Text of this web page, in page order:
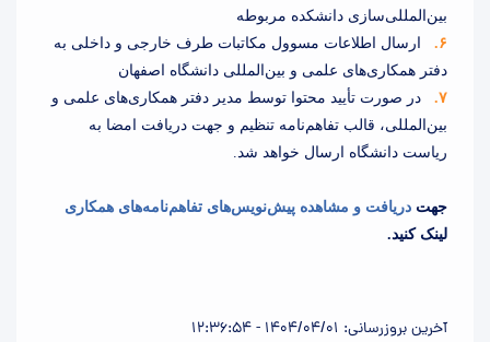
بین‌المللی‌سازی دانشکده مربوطه
۶.
ارسال اطلاعات مسوول مکاتبات طرف خارجی و داخلی به
دفتر همکاری‌های علمی و بین‌المللی دانشگاه اصفهان
۷.
در صورت تأیید محتوا توسط مدیر دفتر همکاری‌های علمی و
بین‌المللی، قالب تفاهم‌نامه تنظیم و جهت دریافت امضا به
ریاست دانشگاه ارسال خواهد شد.
جهت دریافت و مشاهده پیش‌نویس‌های تفاهم‌نامه‌های همکاری
لینک کنید.
آخرین بروزرسانی: 1404/04/01 - 12:36:54